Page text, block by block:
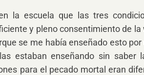
la escuela que las tres
y pleno consentimiento de
se me había enseñado esto
estaban enseñando sin saber
para el pecado mortal eran